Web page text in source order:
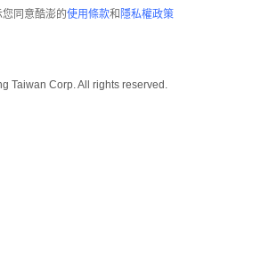
同意酷澎的使用條款和 隱私權政策
Taiwan Corp. All rights reserved.